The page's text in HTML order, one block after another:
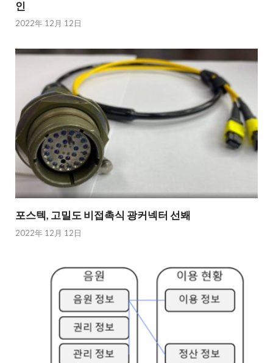
인
2022年 12月 12日
포스텍, 고밀도 비접촉식 광커넥터 선봬
2022年 12月 12日